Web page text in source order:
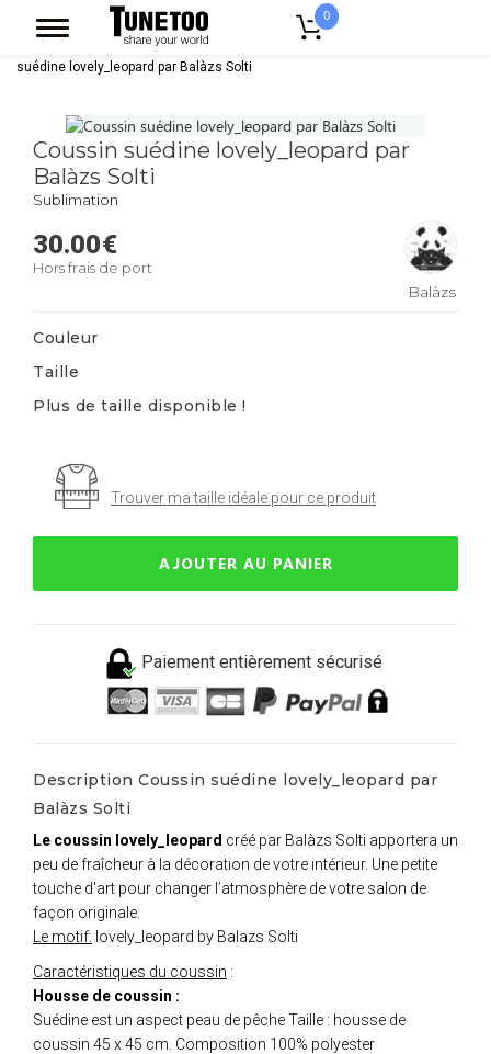
0
Linge De Maison Coussin Suedine
suédine lovely_leopard par Balàzs Solti
Coussin suédine lovely_leopard par
Balàzs Solti
Sublimation
30.00€
Hors frais de port
Balàzs
Couleur
Taille
Plus de taille disponible !
Trouver ma taille idéale pour ce produit
AJOUTER AU PANIER
Paiement entièrement sécurisé
Description Coussin suédine lovely_leopard par
Balàzs Solti
Le coussin lovely_leopard créé par Balàzs Solti apportera un
peu de fraîcheur à la décoration de votre intérieur. Une petite
touche d'art pour changer l’atmosphère de votre salon de
façon originale.
Le motif: lovely_leopard by Balazs Solti
Caractéristiques du coussin :
Housse de coussin :
Suédine est un aspect peau de pêche Taille : housse de
coussin 45 x 45 cm. Composition 100% polyester